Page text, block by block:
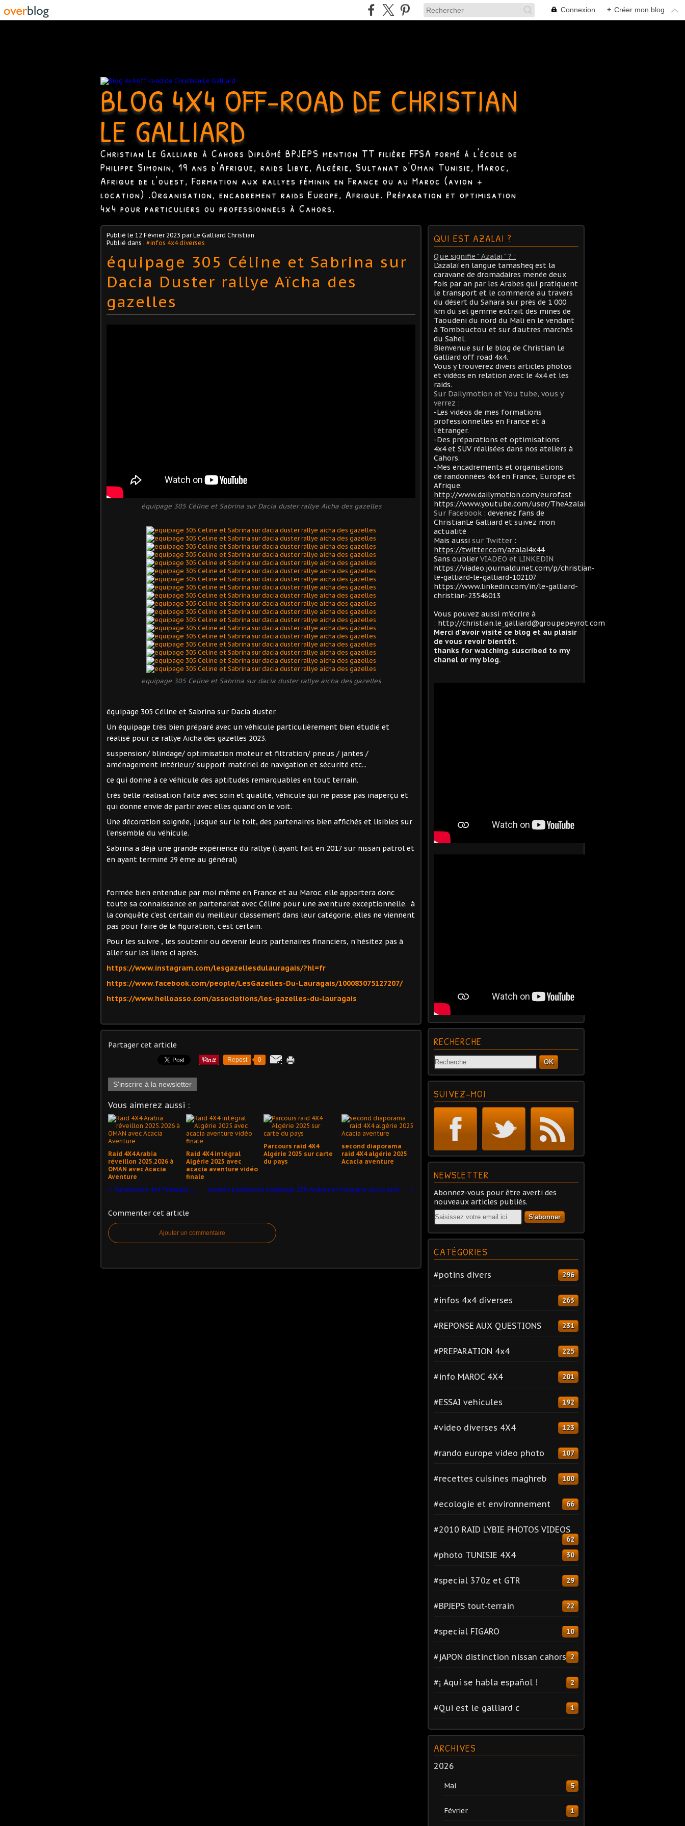
Connexion + Créer mon blog
BLOG 4X4 OFF-ROAD DE CHRISTIAN
LE GALLIARD
Christian Le Galliard à Cahors Diplômé BPJEPS mention TT filière FFSA formé à l'école de
Philippe Simonin, 19 ans d'Afrique, raids Libye, Algérie, Sultanat d'Oman Tunisie, Maroc,
Afrique de l'ouest, Formation aux rallyes féminin en France ou au Maroc (avion +
location) .Organisation, encadrement raids Europe, Afrique. Préparation et optimisation
4x4 pour particuliers ou professionnels à Cahors.
Publié le 12 Février 2023 par Le Galliard Christian
Publié dans : #infos 4x4 diverses
équipage 305 Céline et Sabrina sur
Dacia Duster rallye Aïcha des
gazelles
équipage 305 Céline et Sabrina sur Dacia duster rallye Aïcha des gazelles
equipage 305 Celine et Sabrina sur dacia duster rallye aicha des gazelles
équipage 305 Céline et Sabrina sur Dacia duster.
Un équipage très bien préparé avec un véhicule particulièrement bien étudié et
réalisé pour ce rallye Aïcha des gazelles 2023.
suspension/ blindage/ optimisation moteur et filtration/ pneus / jantes /
aménagement intérieur/ support matériel de navigation et sécurité etc...
ce qui donne à ce véhicule des aptitudes remarquables en tout terrain.
très belle réalisation faite avec soin et qualité, véhicule qui ne passe pas inaperçu et
qui donne envie de partir avec elles quand on le voit.
Une décoration soignée, jusque sur le toit, des partenaires bien affichés et lisibles sur
l'ensemble du véhicule.
Sabrina a déjà une grande expérience du rallye (l'ayant fait en 2017 sur nissan patrol et
en ayant terminé 29 ème au général)
formée bien entendue par moi même en France et au Maroc. elle apportera donc
toute sa connaissance en partenariat avec Céline pour une aventure exceptionnelle. à
la conquête c'est certain du meilleur classement dans leur catégorie. elles ne viennent
pas pour faire de la figuration, c'est certain.
Pour les suivre , les soutenir ou devenir leurs partenaires financiers, n'hésitez pas à
aller sur les liens ci après.
https://www.instagram.com/lesgazellesdulauragais/?hl=fr
https://www.facebook.com/people/LesGazelles-Du-Lauragais/100083075127207/
https://www.helloasso.com/associations/les-gazelles-du-lauragais
Partager cet article
Repost 0
S'inscrire à la newsletter
Vous aimerez aussi :
Raid 4X4 Arabia
réveillon 2025.2026 à
OMAN avec Acacia
Aventure
Raid 4X4 intégral
Algérie 2025 avec
acacia aventure vidéo
finale
Parcours raid 4X4
Algérie 2025 sur carte
du pays
second diaporama
raid 4X4 algérie 2025
Acacia aventure
Randonnée 4x4 Portugal juin 2022 journée partenaire équipage 258 Andrea et Morgane rallye aicha des gazelles
Commenter cet article
Ajouter un commentaire
QUI EST AZALAI ?
Que signifie " Azalai " ? :
L'azalaï en langue tamasheq est la
caravane de dromadaires menée deux
fois par an par les Arabes qui pratiquent
le transport et le commerce au travers
du désert du Sahara sur près de 1 000
km du sel gemme extrait des mines de
Taoudeni du nord du Mali en le vendant
à Tombouctou et sur d’autres marchés
du Sahel.
Bienvenue sur le blog de Christian Le
Galliard off road 4x4.
Vous y trouverez divers articles photos
et vidéos en relation avec le 4x4 et les
raids.
Sur Dailymotion et You tube, vous y
verrez :
-Les vidéos de mes formations
professionnelles en France et à
l’étranger.
-Des préparations et optimisations
4x4 et SUV réalisées dans nos ateliers à
Cahors.
-Mes encadrements et organisations
de randonnées 4x4 en France, Europe et
Afrique.
http://www.dailymotion.com/eurofast
https://www.youtube.com/user/TheAzalai
Sur Facebook : devenez fans de
ChristianLe Galliard et suivez mon
actualité
Mais aussi sur Twitter :
https://twitter.com/azalai4x44
Sans oublier VIADEO et LINKEDIN
https://viadeo.journaldunet.com/p/christian-
le-galliard-le-galliard-102107
https://www.linkedin.com/in/le-galliard-
christian-23546013
Vous pouvez aussi m'écrire à
: http://christian.le_galliard@groupepeyrot.com
Merci d'avoir visité ce blog et au plaisir
de vous revoir bientôt.
thanks for watching. suscribed to my
chanel or my blog.
RECHERCHE
OK
SUIVEZ-MOI
NEWSLETTER
Abonnez-vous pour être averti des
nouveaux articles publiés.
Email
CATÉGORIES
#potins divers 296
#infos 4x4 diverses 263
#REPONSE AUX QUESTIONS 231
#PREPARATION 4x4 225
#info MAROC 4X4 201
#ESSAI vehicules 192
#video diverses 4X4 123
#rando europe video photo 107
#recettes cuisines maghreb 100
#ecologie et environnement 66
#2010 RAID LYBIE PHOTOS VIDEOS
62
#photo TUNISIE 4X4 30
#special 370z et GTR 29
#BPJEPS tout-terrain 22
#special FIGARO 10
#jAPON distinction nissan cahors 2
#¡ Aquí se habla español ! 2
#Qui est le galliard c 1
ARCHIVES
2026
Mai 5
Février 1